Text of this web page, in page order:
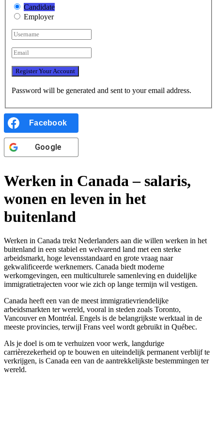
Candidate
Employer
Password will be generated and sent to your email address.
Facebook
Google
Werken in Canada – salaris,
wonen en leven in het
buitenland
Werken in Canada trekt Nederlanders aan die willen werken in het
buitenland in een stabiel en welvarend land met een sterke
arbeidsmarkt, hoge levensstandaard en grote vraag naar
gekwalificeerde werknemers. Canada biedt moderne
werkomgevingen, een multiculturele samenleving en duidelijke
immigratietrajecten voor wie zich op lange termijn wil vestigen.
Canada heeft een van de meest immigratievriendelijke
arbeidsmarkten ter wereld, vooral in steden zoals Toronto,
Vancouver en Montréal. Engels is de belangrijkste werktaal in de
meeste provincies, terwijl Frans veel wordt gebruikt in Québec.
Als je doel is om te verhuizen voor werk, langdurige
carrièrezekerheid op te bouwen en uiteindelijk permanent verblijf te
verkrijgen, is Canada een van de aantrekkelijkste bestemmingen ter
wereld.